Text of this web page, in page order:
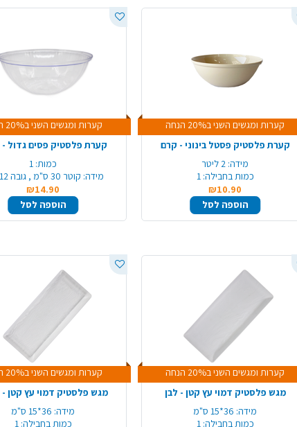
קערות ומגשים השני ב20% הנחה
קערת פלסטיק פסטל בינוני - קרם
מידה: 2 ליטר
כמות בחבילה: 1
₪10.90
הוספה לסל
קערות ומגשים השני ב20% הנחה
קערת פלסטיק פסים גדול
כמות: 1
מידה: קוטר 30 ס"מ , גובה 12 ס"מ
₪14.90
הוספה לסל
קערות ומגשים השני ב20% הנחה
מגש פלסטיק דמוי עץ קטן - לבן
מידה: 36*15 ס"מ
כמות בחבילה: 1
קערות ומגשים השני ב20% הנחה
מגש פלסטיק דמוי עץ קטן
מידה: 36*15 ס"מ
כמות בחבילה: 1